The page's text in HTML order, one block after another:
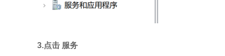
3.点击 服务